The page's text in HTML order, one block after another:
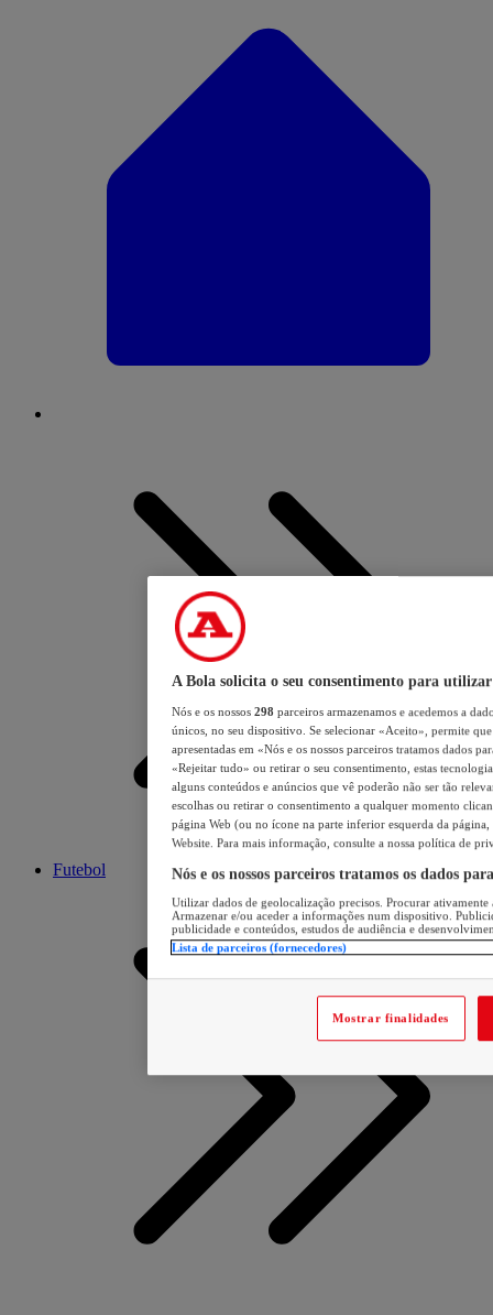
Futebol
A Bola solicita o seu consentimento para utilizar
Nós e os nossos 298 parceiros armazenamos e acedemos a
únicos, no seu dispositivo. Se selecionar «Aceito», permite
apresentadas em «Nós e os nossos parceiros tratamos dados
«Rejeitar tudo» ou retirar o seu consentimento, estas
alguns conteúdos e anúncios que vê poderão não ser tão
escolhas ou retirar o consentimento a qualquer momento
página Web (ou no ícone na parte inferior esquerda da página,
Website. Para mais informação, consulte a nossa política de
Nós e os nossos parceiros tratamos os dados
Utilizar dados de geolocalização precisos. Procurar
Armazenar e/ou aceder a informações num dispositivo.
publicidade e conteúdos, estudos de audiência e
Lista de parceiros (fornecedores)
Mostrar finalidades